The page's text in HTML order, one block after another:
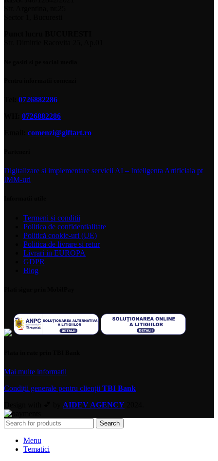
0726882286
0726882286
comenzi@giftart.ro
Digitalizare si implementare servicii AI – Inteligenta Artificiala pt
IMM-uri
Termeni si conditii
Politica de confidentialitate
Politică cookie-uri (UE)
Politica de livrare si retur
Livrari in EUROPA
GDPR
Blog
Mai multe informatii
Condiții generale pentru clienții TBI Bank
AIDEV AGENCY
Search
Menu
Tematici